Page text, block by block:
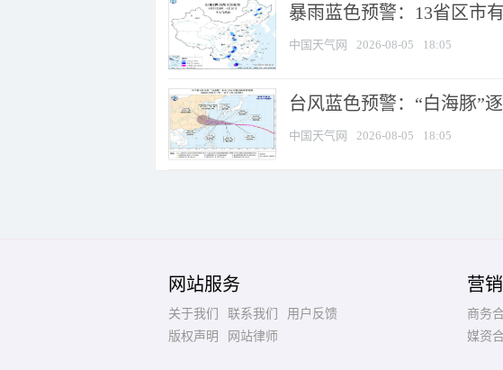
暴雨蓝色预警：13省区市
中国天气网 2026-08-05 18:05
台风蓝色预警：“白海豚”
中国天气网 2026-08-05 18:05
网站服务
关于我们 联系我们
用户反馈
版权声明
网站律师
营
商务
媒资